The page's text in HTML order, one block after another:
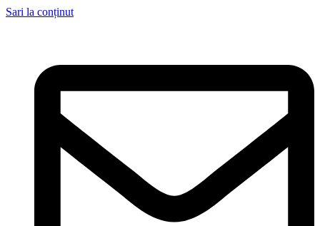
Sari la conținut